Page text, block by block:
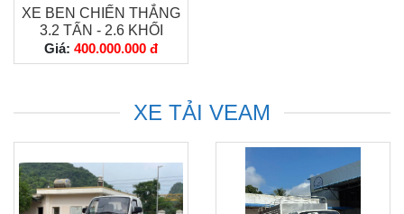
XE BEN CHIẾN THẮNG
3.2 TẤN - 2.6 KHỐI
Giá: 400.000.000 đ
XE TẢI VEAM